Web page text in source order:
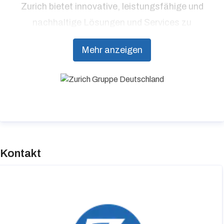
Zurich bietet innovative, leistungsfähige und
nachhaltige Lösungen und Services zu
Versicherungen, Vorsorge und Risikomanagement
aus einer Hand. Im Einklang mit dem Ziel
strebt Zurich danach, eines der
Mehr anzeigen
Kontakt